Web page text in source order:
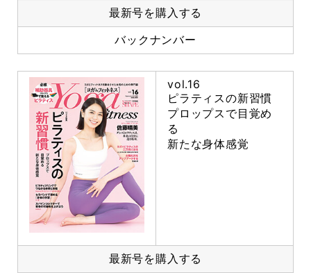
最新号を購入する
バックナンバー
vol.16
ピラティスの新習慣
プロップスで目覚め
る
新たな身体感覚
最新号を購入する